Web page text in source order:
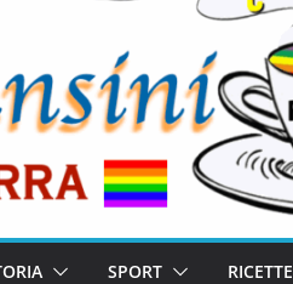
SPORT RICETTE